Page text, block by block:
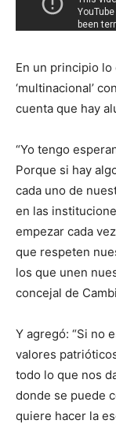
En un principio lo
‘multinacional’
cuenta que hay
“Yo tengo
Porque si hay
cada uno de
en las
empezar cada
que respeten
los que unen
concejal de
Y agregó: “Si no
valores
todo lo que nos
donde se puede
quiere hacer la